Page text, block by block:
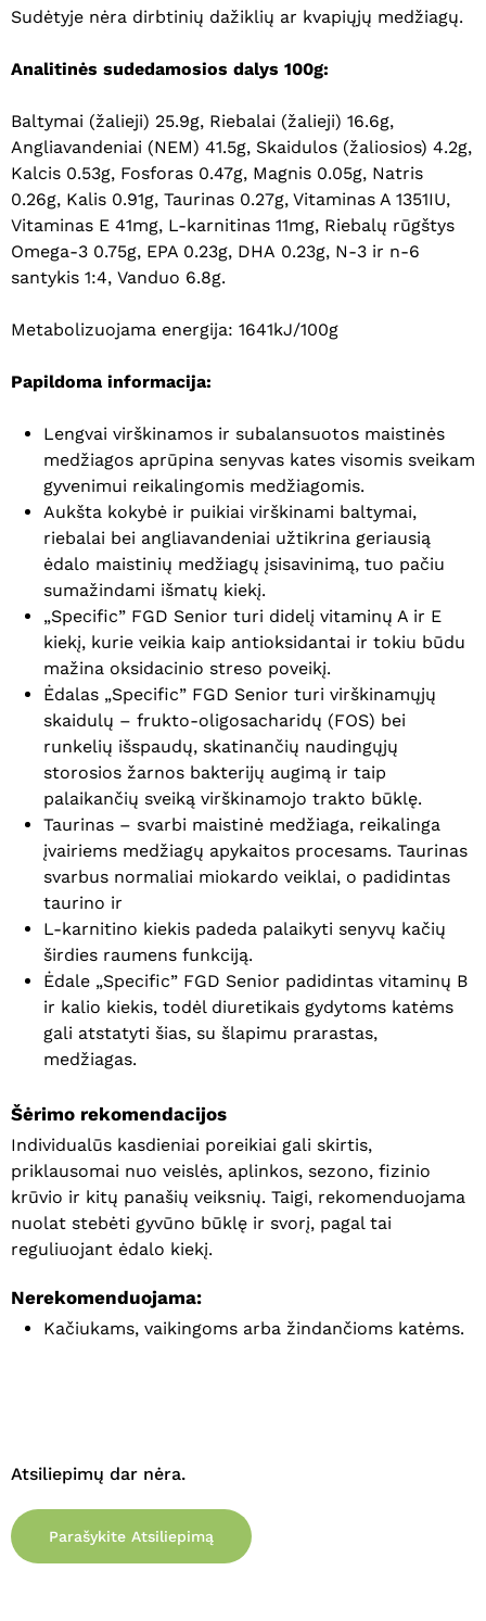
Krepšelyje nėra produktų.
Sudėtyje nėra dirbtinių dažiklių ar kvapiųjų medžiagų.
Analitinės sudedamosios dalys 100g:
Baltymai (žalieji) 25.9g, Riebalai (žalieji) 16.6g,
Angliavandeniai (NEM) 41.5g, Skaidulos (žaliosios) 4.2g,
Kalcis 0.53g, Fosforas 0.47g, Magnis 0.05g, Natris
0.26g, Kalis 0.91g, Taurinas 0.27g, Vitaminas A 1351IU,
Vitaminas E 41mg, L-karnitinas 11mg, Riebalų rūgštys
Omega-3 0.75g, EPA 0.23g, DHA 0.23g, N-3 ir n-6
santykis 1:4, Vanduo 6.8g.
Metabolizuojama energija: 1641kJ/100g
Papildoma informacija:
Lengvai virškinamos ir subalansuotos maistinės
medžiagos aprūpina senyvas kates visomis sveikam
gyvenimui reikalingomis medžiagomis.
Aukšta kokybė ir puikiai virškinami baltymai,
riebalai bei angliavandeniai užtikrina geriausią
ėdalo maistinių medžiagų įsisavinimą, tuo pačiu
sumažindami išmatų kiekį.
„Specific” FGD Senior turi didelį vitaminų A ir E
kiekį, kurie veikia kaip antioksidantai ir tokiu būdu
mažina oksidacinio streso poveikį.
Ėdalas „Specific” FGD Senior turi virškinamųjų
skaidulų – frukto-oligosacharidų (FOS) bei
runkelių išspaudų, skatinančių naudingųjų
storosios žarnos bakterijų augimą ir taip
palaikančių sveiką virškinamojo trakto būklę.
Taurinas – svarbi maistinė medžiaga, reikalinga
įvairiems medžiagų apykaitos procesams. Taurinas
svarbus normaliai miokardo veiklai, o padidintas
taurino ir
L-karnitino kiekis padeda palaikyti senyvų kačių
širdies raumens funkciją.
Ėdale „Specific” FGD Senior padidintas vitaminų B
ir kalio kiekis, todėl diuretikais gydytoms katėms
gali atstatyti šias, su šlapimu prarastas,
medžiagas.
Šėrimo rekomendacijos
Individualūs kasdieniai poreikiai gali skirtis,
priklausomai nuo veislės, aplinkos, sezono, fizinio
krūvio ir kitų panašių veiksnių. Taigi, rekomenduojama
nuolat stebėti gyvūno būklę ir svorį, pagal tai
reguliuojant ėdalo kiekį.
Nerekomenduojama:
Kačiukams, vaikingoms arba žindančioms katėms.
Atsiliepimų dar nėra.
Parašykite Atsiliepimą